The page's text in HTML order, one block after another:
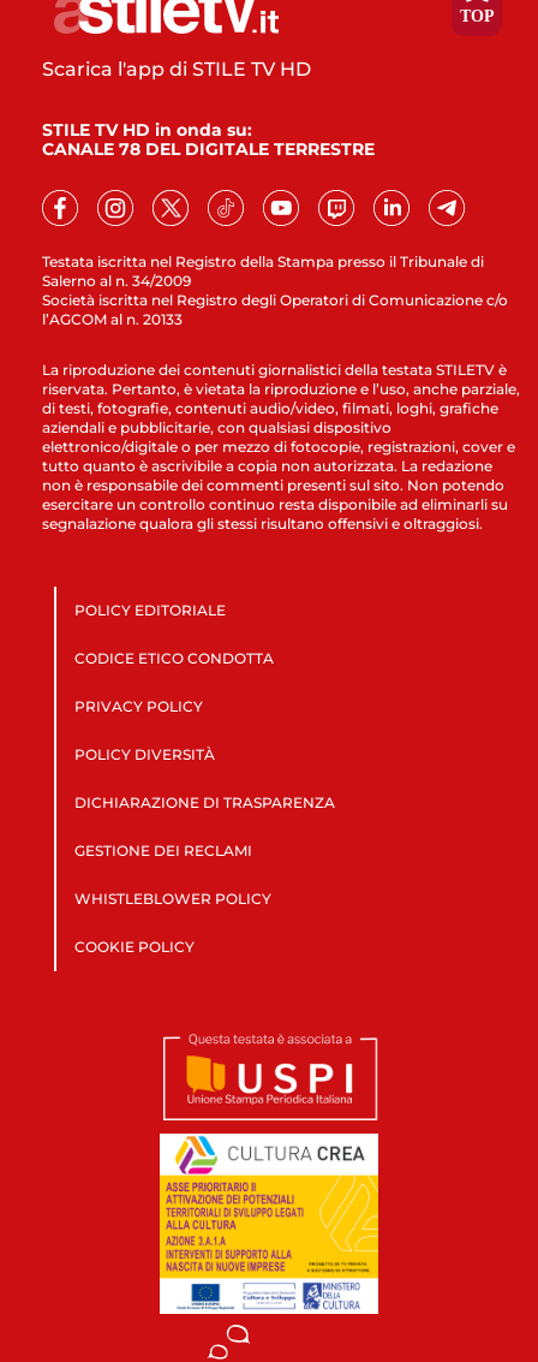
Testata iscritta nel Registro della Stampa presso il Tribunale di
Salerno al n. 34/2009
Società iscritta nel Registro degli Operatori di Comunicazione c/o
l’AGCOM al n. 20133
Scarica l'app di STILE TV HD
STILE TV HD in onda su:
CANALE 78 DEL DIGITALE TERRESTRE
La riproduzione dei contenuti giornalistici della testata STILETV è
riservata. Pertanto, è vietata la riproduzione e l’uso, anche parziale,
di testi, fotografie, contenuti audio/video, filmati, loghi, grafiche
aziendali e pubblicitarie, con qualsiasi dispositivo
elettronico/digitale o per mezzo di fotocopie, registrazioni, cover e
tutto quanto è ascrivibile a copia non autorizzata. La redazione
non è responsabile dei commenti presenti sul sito. Non potendo
esercitare un controllo continuo resta disponibile ad eliminarli su
segnalazione qualora gli stessi risultano offensivi e oltraggiosi.
POLICY EDITORIALE
CODICE ETICO CONDOTTA
PRIVACY POLICY
POLICY DIVERSITÀ
DICHIARAZIONE DI TRASPARENZA
GESTIONE DEI RECLAMI
WHISTLEBLOWER POLICY
COOKIE POLICY